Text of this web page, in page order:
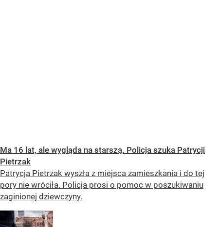
Ma 16 lat, ale wygląda na starszą. Policja szuka Patrycji
Pietrzak
Patrycja Pietrzak wyszła z miejsca zamieszkania i do tej
pory nie wróciła. Policja prosi o pomoc w poszukiwaniu
zaginionej dziewczyny.